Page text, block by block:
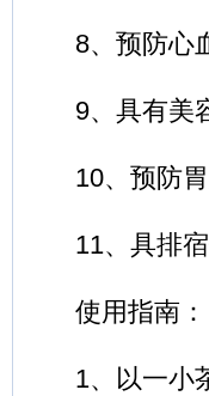
8、预防心
9、具有美
10、预防
11、具排
使用指南：
1、以一小